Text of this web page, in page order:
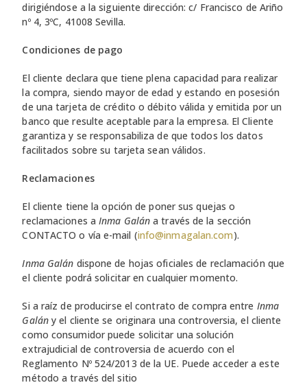
dirigiéndose a la siguiente dirección: c/ Francisco de Ariño
nº 4, 3ºC, 41008 Sevilla.
Condiciones de pago
El cliente declara que tiene plena capacidad para realizar
la compra, siendo mayor de edad y estando en posesión
de una tarjeta de crédito o débito válida y emitida por un
banco que resulte aceptable para la empresa. El Cliente
garantiza y se responsabiliza de que todos los datos
facilitados sobre su tarjeta sean válidos.
Reclamaciones
El cliente tiene la opción de poner sus quejas o
reclamaciones aInma Galána través de la sección
CONTACTO o vía e-mail (info@inmagalan.com).
Inma Galán dispone de hojas oficiales de reclamación que
el cliente podrá solicitar en cualquier momento.
Si a raíz de producirse el contrato de compra entre Inma
Galány el cliente se originara una controversia, el cliente
como consumidor puede solicitar una solución
extrajudicial de controversia de acuerdo con el
Reglamento Nº 524/2013 de la UE. Puede acceder a este
método a través del sitio